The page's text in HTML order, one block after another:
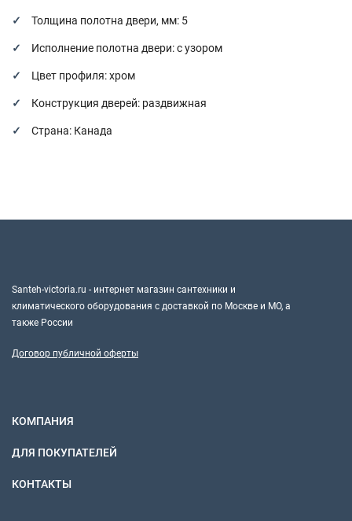
Толщина полотна двери, мм: 5
Исполнение полотна двери: с узором
Цвет профиля: хром
Конструкция дверей: раздвижная
Страна: Канада
Santeh-victoria.ru - интернет магазин сантехники и
климатического оборудования с доставкой по Москве и МО, а
также России
Договор публичной оферты
КОМПАНИЯ
ДЛЯ ПОКУПАТЕЛЕЙ
КОНТАКТЫ